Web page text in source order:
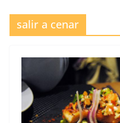
salir a cenar